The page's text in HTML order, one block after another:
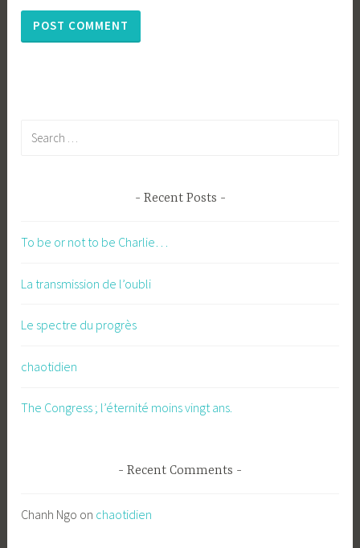
Recent Posts
To be or not to be Charlie…
La transmission de l’oubli
Le spectre du progrès
chaotidien
The Congress ; l’éternité moins vingt ans.
Recent Comments
Chanh Ngo on chaotidien